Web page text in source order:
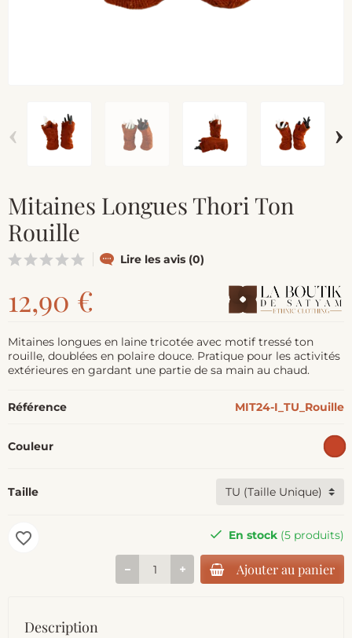
‹ ›
Mitaines Longues Thori Ton
Rouille
Lire les avis (0)
12,90 €
Mitaines longues en laine tricotée avec motif tressé ton
rouille, doublées en polaire douce. Pratique pour les activités
extérieures en gardant une partie de sa main au chaud.
Référence MIT24-I_TU_Rouille
Couleur
Taille
En stock (5 produits)
Ajouter au panier
favorite_border
Description